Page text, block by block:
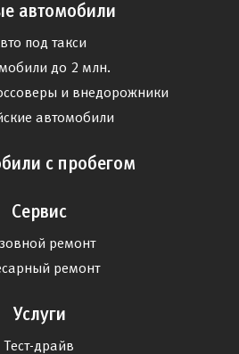
автомобили
под такси
до 2 млн.
и внедорожники
автомобили
с пробегом
Сервис
ремонт
ремонт
Услуги
Тест-драйв